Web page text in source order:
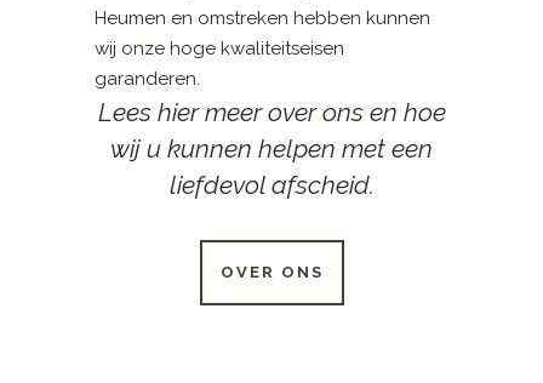
Heumen en omstreken hebben kunnen
wij onze hoge kwaliteitseisen
garanderen.
Lees hier meer over ons en hoe
wij u kunnen helpen met een
liefdevol afscheid.
OVER ONS